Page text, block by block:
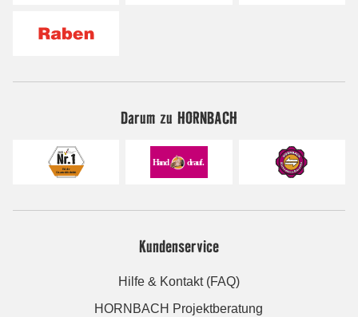
Darum zu HORNBACH
Kundenservice
Hilfe & Kontakt (FAQ)
HORNBACH Projektberatung